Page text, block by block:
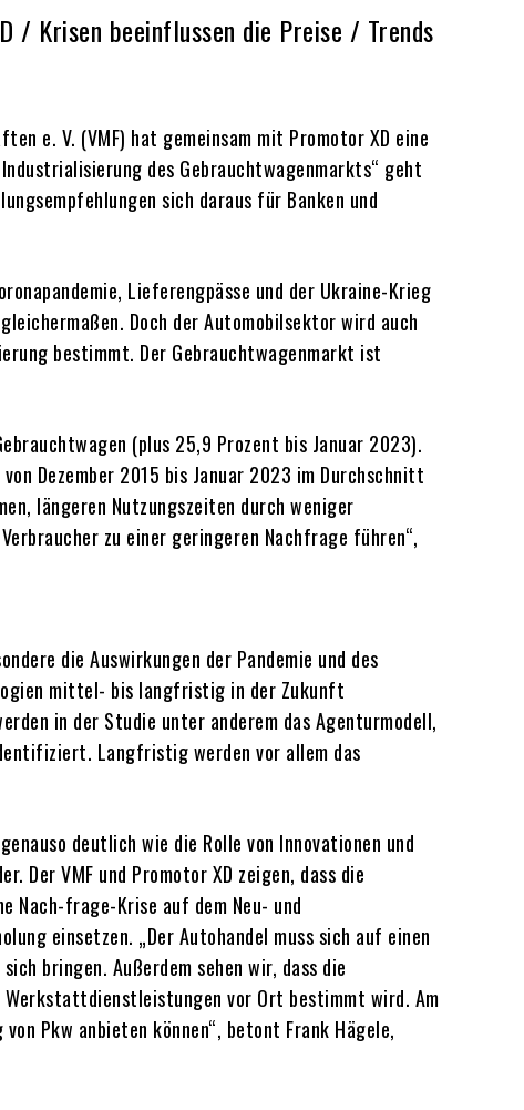
/ Krisen beeinflussen die Preise / Trends
e. V. (VMF) hat gemeinsam mit Promotor XD eine
des Gebrauchtwagenmarkts“ geht
sich daraus für Banken und
Lieferengpässe und der Ukraine-Krieg
Doch der Automobilsektor wird auch
bestimmt. Der Gebrauchtwagenmarkt ist
(plus 25,9 Prozent bis Januar 2023).
Dezember 2015 bis Januar 2023 im Durchschnitt
längeren Nutzungszeiten durch weniger
zu einer geringeren Nachfrage führen“,
die Auswirkungen der Pandemie und des
mittel- bis langfristig in der Zukunft
in der Studie unter anderem das Agenturmodell,
Langfristig werden vor allem das
deutlich wie die Rolle von Innovationen und
Der VMF und Promotor XD zeigen, dass die
frage-Krise auf dem Neu- und
einsetzen. „Der Autohandel muss sich auf einen
bringen. Außerdem sehen wir, dass die
vor Ort bestimmt wird. Am
Pkw anbieten können“, betont Frank Hägele,